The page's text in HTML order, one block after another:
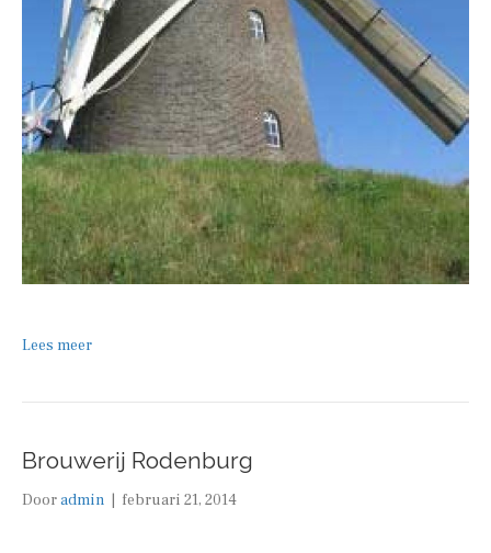
Lees meer
Brouwerij Rodenburg
Dooradmin | februari 21, 2014